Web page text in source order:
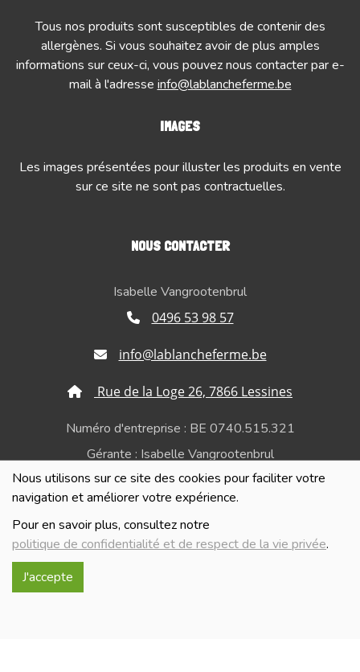
Nous utilisons sur ce site des cookies pour faciliter votre
navigation et améliorer votre expérience.
Pour en savoir plus, consultez notre
politique de confidentialité et de respect de la vie privée.
J'accepte
Tous nos produits sont susceptibles de contenir des
allergènes. Si vous souhaitez avoir de plus amples
informations sur ceux-ci, vous pouvez nous contacter par e-
mail à l'adresse info@lablancheferme.be
IMAGES
Les images présentées pour illuster les produits en vente
sur ce site ne sont pas contractuelles.
NOUS CONTACTER
Isabelle Vangrootenbrul
0496 53 98 57
info@lablancheferme.be
Rue de la Loge 26, 7866 Lessines
Numéro d'entreprise : BE 0740.515.321
Gérante : Isabelle Vangrootenbrul
Politique de confidentialité et de respect de la vie
privée